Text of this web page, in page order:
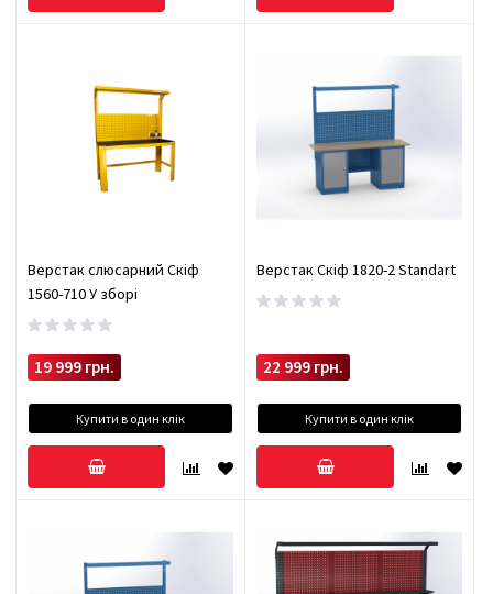
Верстак слюсарний Скіф
1560-710 У зборі
19 999 грн.
Купити в один клік
Верстак Скіф 1820-2 Standart
22 999 грн.
Купити в один клік